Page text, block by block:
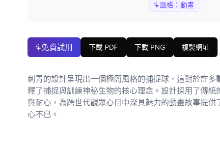
風格： 動畫
免費試用 下載 PDF 下載 PNG 複製網址
刺青的設計呈現出一個極簡風格的捕捉球，這對於許
釋了捕捉與訓練神秘生物的核心理念。設計採用了傳
與耐心，為跨世代觀眾心目中深具魅力的動畫故事提
心不已。